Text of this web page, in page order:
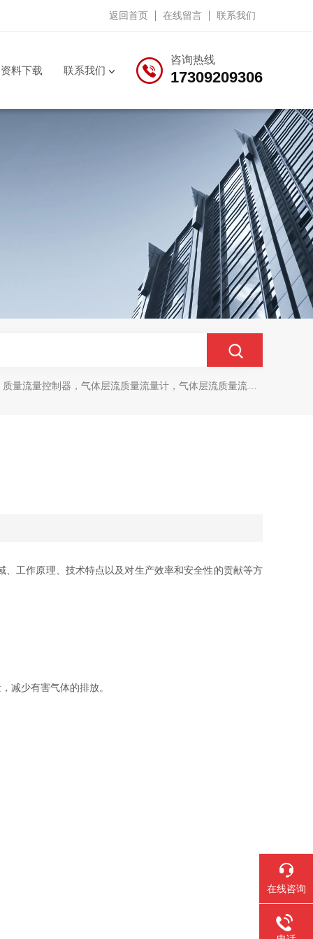
返回首页 在线留言 联系我们
咨询热线
17309209306
资料下载 联系我们
量流量控制器，气体层流质量流量计，气体层流质量流量控制器
、工作原理、技术特点以及对生产效率和安全性的贡献等方
减少有害气体的排放。
在线咨询